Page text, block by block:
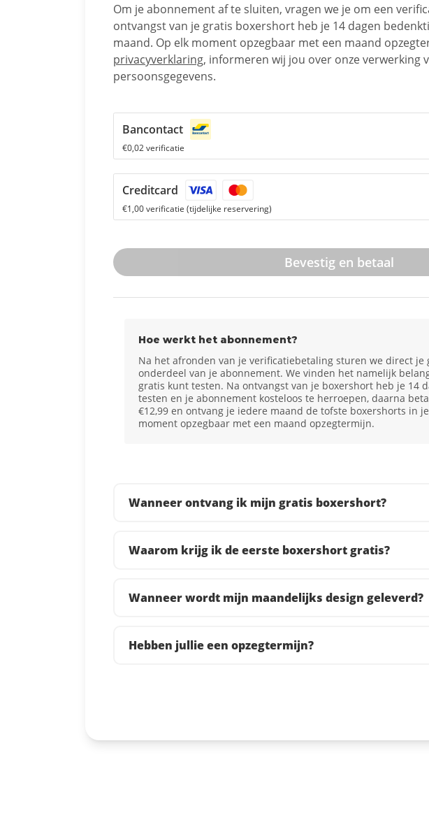
Om je abonnement af te sluiten, vragen we je om een
ontvangst van je gratis boxershort heb je 14 dagen
maand. Op elk moment opzegbaar met een maand
privacyverklaring, informeren wij jou over onze verwerking
persoonsgegevens.
Bancontact
€0,02 verificatie
Creditcard
€1,00 verificatie (tijdelijke reservering)
Bevestig en betaal
Hoe werkt het abonnement?
Na het afronden van je verificatiebetaling sturen we direct je
onderdeel van je abonnement. We vinden het namelijk
gratis kunt testen. Na ontvangst van je boxershort heb je 14
testen en je abonnement kosteloos te herroepen, daarna
€12,99 en ontvang je iedere maand de tofste boxershorts in
moment opzegbaar met een maand opzegtermijn.
Wanneer ontvang ik mijn gratis boxershort?
Waarom krijg ik de eerste boxershort gratis?
Wanneer wordt mijn maandelijks design geleverd?
Hebben jullie een opzegtermijn?